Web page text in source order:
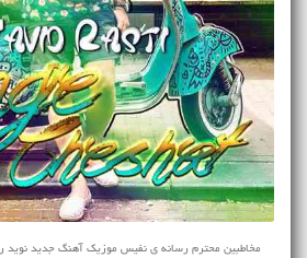
مخاطبین محترم رسانه ی نفیس موزیک آهنگ جدید نوید